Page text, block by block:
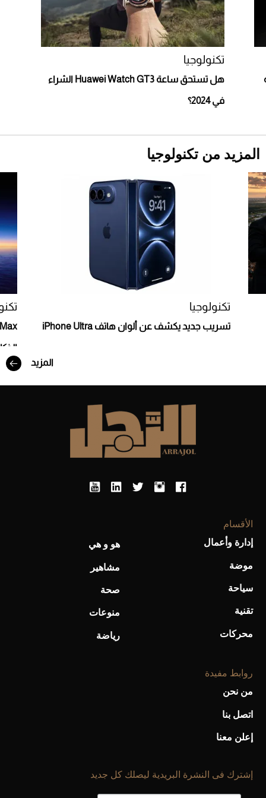
أغلى 10 عطور في العالم للرجال تمنحك فخامة
استثنائية
Aston Martin Valiant: على هوى الأبطال
أفضل تدريج للشعر الطويل لإطلالة جريئة وعصرية
أحذية Mary Jane: ترف وأناقة للرجال
تكنولوجيا
هل تستحق ساعة Huawei Watch GT3 الشراء
في 2024؟
المزيد من تكنولوجيا
تكنولوجيا
تسريب جديد يكشف عن ألوان هاتف iPhone Ultra
المزيد
الأقسام
إدارة وأعمال
موضة
سياحة
تقنية
محركات
هو و هي
مشاهير
صحة
منوعات
رياضة
روابط مفيدة
من نحن
اتصل بنا
إعلن معنا
إشترك فى النشرة البريدية ليصلك كل جديد